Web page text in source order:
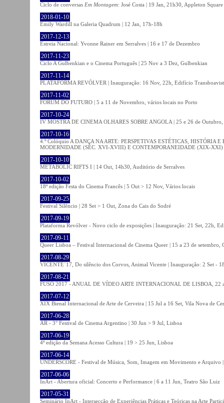
Ciclo de conversas Em Montagem: José Costa | 19 Jan, 21h30, Appleton Square
2018-01-10
Emily Wardill na Galeria Quadrum | 12 Jan, 17h-18h
2017-12-13
Estreia Nacional: Yvonne Rainer em Serralves | 16 e 17 de Dezembro
2017-11-23
Ciclo A Gulbenkian e o Cinema Português | 25 Nov a 3 Dez, Gulbenkian
2017-11-14
PLATAFORMA REVÓLVER | Inauguração: 16 Nov, 22h, Edifício
2017-11-02
FÓRUM DO FUTURO | 5 a 11 de Novembro, vários locais no Porto
2017-10-24
IV MOSTRA DE CINEMA OLHARES SOBRE ANGOLA | 25 e 26 de
2017-10-16
4.º Colóquio A DANÇA NA ARTE: PERSPETIVAS ESTÉTICAS, HISTÓRIA
MODERNIDADE (SÉC. XVI-XVIII) E CONTEMPORANEIDADE (XIX-XXI)
2017-10-10
METABOLIC RIFTS I | 14 Out, 14h30, Auditório de Serralves
2017-10-02
18ª edição Festa do Cinema Francês | 5 Out > 12 Nov, Vários locais
2017-09-25
Festival Silêncio | 28 Set > 1 Out, Zona do Cais do Sodré
2017-09-19
Plataforma Revólver - Novo ciclo de exposições | Inauguração: 21 Set, 22h,
2017-09-11
Queer Lisboa – Festival Internacional de Cinema Queer | 15 a 23 de setembro,
2017-08-29
VICENTE´17, Do silêncio dos Corvos, Animal Vicente | Inauguração: 2 Set -
2017-08-21
FUSO 2017 - ANUAL DE VÍDEO ARTE INTERNACIONAL DE LISBOA, 22
2017-07-12
XIX Bienal Internacional de Arte de Cerveira | 15 Jul a 16 Set, Vila Nova de
2017-06-28
AR - 3° Festival de Cinema Argentino | 30 Jun > 9 Jul, Lisboa
2017-06-19
4ª edição da Semana Acesso Cultura | 19 > 25 Jun, Lisboa
2017-06-14
UNDERSCORE - Festival de Música, Som, Imagem em Movimento e Arquivo
2017-06-06
InArt - Abertura oficial: Concerto e Performance | 6 a 11 Jun, Teatro São Luiz
2017-05-31
Seminário InArt - Intersecção de Experiências Práticas e Teóricas na Arte